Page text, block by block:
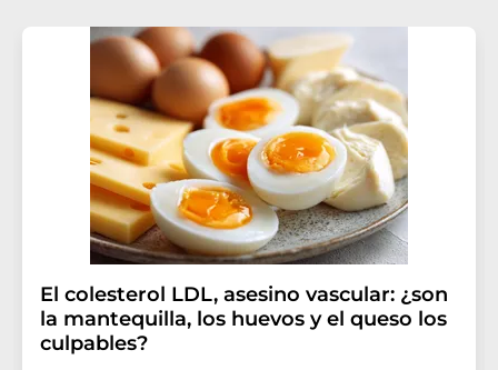
El colesterol LDL, asesino vascular: ¿son
la mantequilla, los huevos y el queso los
culpables?